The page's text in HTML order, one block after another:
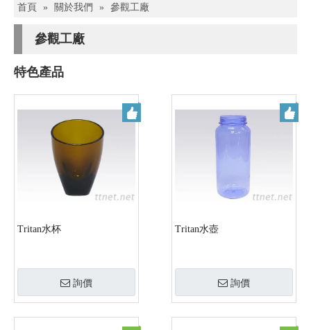
首頁 » 關於我們 » 參觀工廠
參觀工廠
特色產品
Tritan水杯
詢價
Tritan水壺
詢價